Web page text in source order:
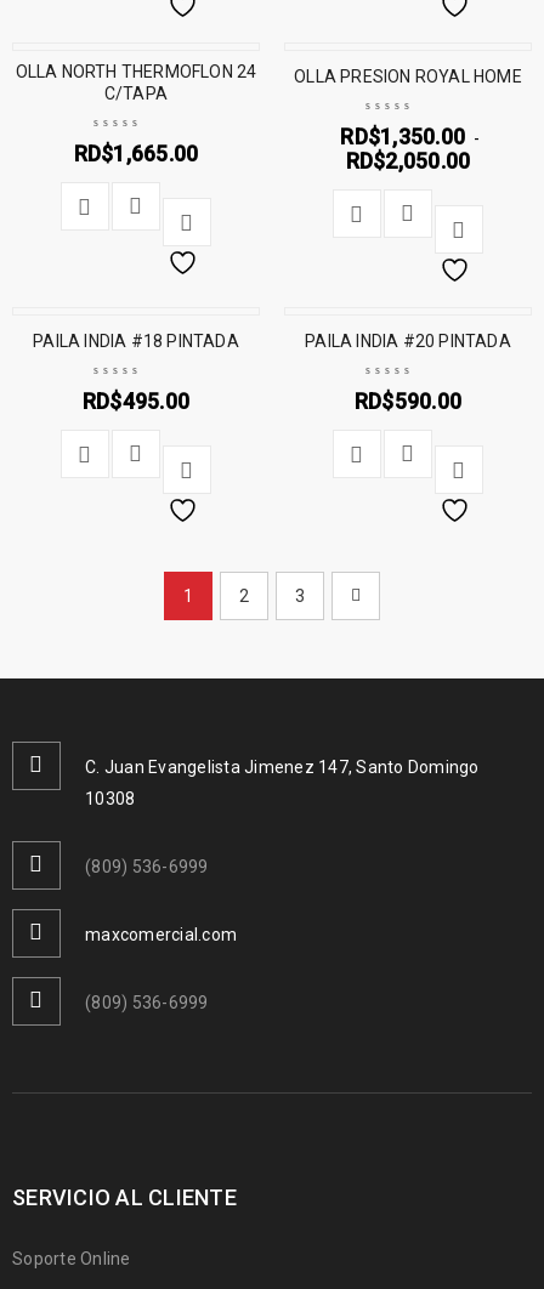
OLLA NORTH THERMOFLON 24
C/TAPA
RD$1,665.00
OLLA PRESION ROYAL HOME
RD$1,350.00 -
RD$2,050.00
PAILA INDIA #18 PINTADA
RD$495.00
PAILA INDIA #20 PINTADA
RD$590.00
1 2 3
C. Juan Evangelista Jimenez 147, Santo Domingo
10308
(809) 536-6999
maxcomercial.com
(809) 536-6999
SERVICIO AL CLIENTE
Soporte Online